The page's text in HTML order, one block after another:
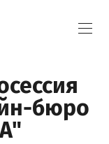
бюро